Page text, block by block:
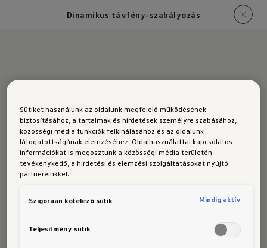
Dinamikus távfény-szabályozás
Az új T-
Cross
dinamiku
Sütiket használunk az oldalunk megfelelő működésének
biztosításához, a tartalmak és hirdetések személyre szabásához,
közösségi média funkciók felkínálásához és az oldalunk
látogatottságának elemzéséhez. Oldalhasználattal kapcsolatos
információkat is megosztunk a közösségi média területén
tevékenykedő, a hirdetési és elemzési szolgáltatásokat nyújtó
partnereinkkel.
Szigorúan kötelező sütik Mindig aktív
Teljesítmény sütik